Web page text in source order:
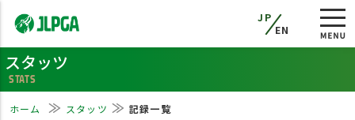
JP
EN
スタッツ
STATS
ホーム スタッツ 記録一覧